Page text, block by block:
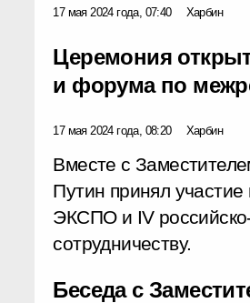
17 мая 2024 года, 07:40 Харбин
Церемония
и форума по
17 мая 2024 года, 08:20 Харбин
Вместе с
Путин принял участие
ЭКСПО и IV
сотрудничеству.
Беседа с